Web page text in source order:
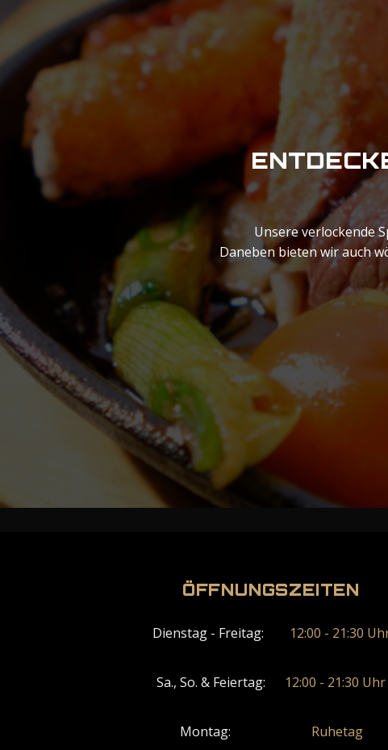
Unsere verlockende
Daneben bieten wir auch
ÖFFNUNGSZEITEN
Dienstag - Freitag: 12:00 - 21:30
Sa., So. & Feiertag: 12:00 - 21:30 Uhr
Montag: Ruhetag